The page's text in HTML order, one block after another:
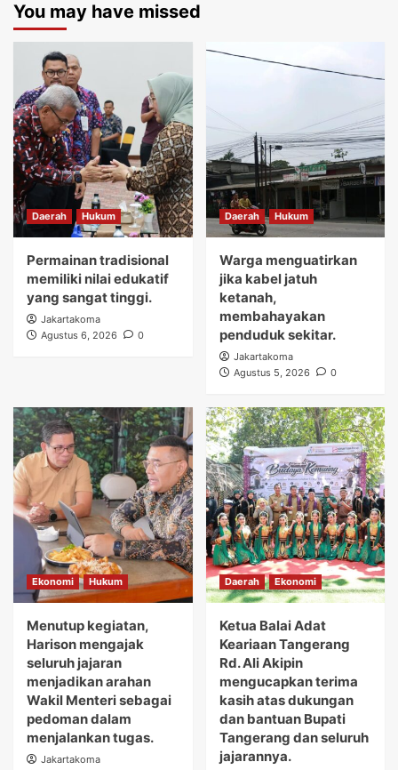
You may have missed
Daerah Hukum
Permainan tradisional
memiliki nilai edukatif
yang sangat tinggi.
Jakartakoma
Agustus 6, 2026
0
Daerah Hukum
Warga menguatirkan
jika kabel jatuh
ketanah,
membahayakan
penduduk sekitar.
Jakartakoma
Agustus 5, 2026
0
Ekonomi Hukum
Menutup kegiatan,
Harison mengajak
seluruh jajaran
menjadikan arahan
Wakil Menteri sebagai
pedoman dalam
menjalankan tugas.
Jakartakoma
Daerah Ekonomi
Ketua Balai Adat
Keariaan Tangerang
Rd. Ali Akipin
mengucapkan terima
kasih atas dukungan
dan bantuan Bupati
Tangerang dan seluruh
jajarannya.